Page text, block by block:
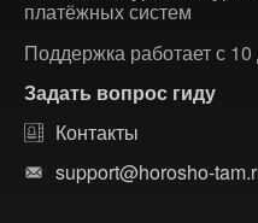
платёжных систем
Поддержка работает с
Задать вопрос гиду
Контакты
support@horosho-